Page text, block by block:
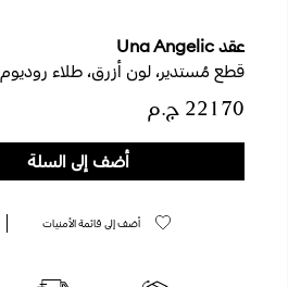
عقد Una Angelic
قطع مُستدير، لون أزرق، طلاء روديوم
أضف إلى السلة
أضف إلى قائمة الأمنيات